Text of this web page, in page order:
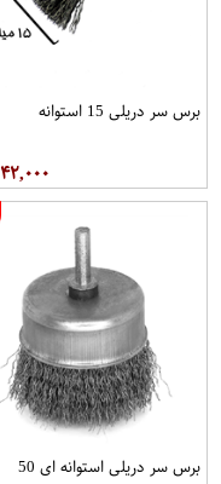
برس سر دریلی 15 استوانه
۴۲,۰۰۰
برس سر دریلی استوانه ای 50